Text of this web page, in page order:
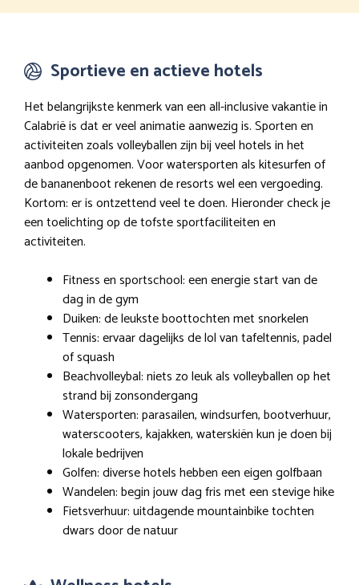
Sportieve en actieve hotels
Het belangrijkste kenmerk van een all-inclusive vakantie in
Calabrië is dat er veel animatie aanwezig is. Sporten en
activiteiten zoals volleyballen zijn bij veel hotels in het
aanbod opgenomen. Voor watersporten als kitesurfen of
de bananenboot rekenen de resorts wel een vergoeding.
Kortom: er is ontzettend veel te doen. Hieronder check je
een toelichting op de tofste sportfaciliteiten en
activiteiten.
Fitness en sportschool: een energie start van de
dag in de gym
Duiken: de leukste boottochten met snorkelen
Tennis: ervaar dagelijks de lol van tafeltennis, padel
of squash
Beachvolleybal: niets zo leuk als volleyballen op het
strand bij zonsondergang
Watersporten: parasailen, windsurfen, bootverhuur,
waterscooters, kajakken, waterskiën kun je doen bij
lokale bedrijven
Golfen: diverse hotels hebben een eigen golfbaan
Wandelen: begin jouw dag fris met een stevige hike
Fietsverhuur: uitdagende mountainbike tochten
dwars door de natuur